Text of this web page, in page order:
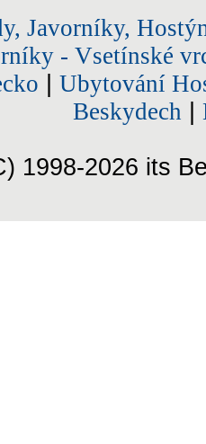
Javorníky,
- Vsetínské
Ubytování
Beskydech
1998-2026 its